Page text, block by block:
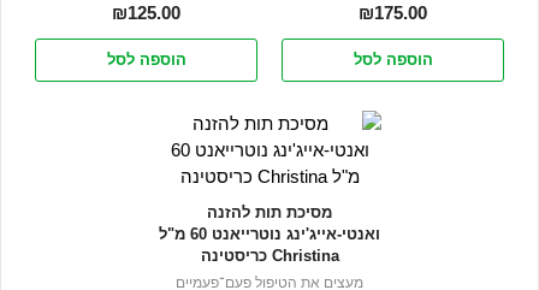
₪175.00
הוספה לסל
₪125.00
הוספה לסל
מסיכת תות להזנה
ואנטי-אייג'ינג נוטרייאנט 60 מ"ל
Christina כריסטינה
מעצים את הטיפול פעם־פעמיים